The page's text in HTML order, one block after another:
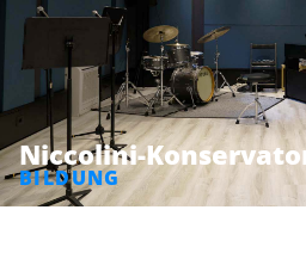
Niccolini-
BILDUNG